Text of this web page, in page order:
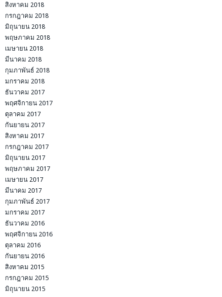
สิงหาคม 2018
กรกฎาคม 2018
มิถุนายน 2018
พฤษภาคม 2018
เมษายน 2018
มีนาคม 2018
กุมภาพันธ์ 2018
มกราคม 2018
ธันวาคม 2017
พฤศจิกายน 2017
ตุลาคม 2017
กันยายน 2017
สิงหาคม 2017
กรกฎาคม 2017
มิถุนายน 2017
พฤษภาคม 2017
เมษายน 2017
มีนาคม 2017
กุมภาพันธ์ 2017
มกราคม 2017
ธันวาคม 2016
พฤศจิกายน 2016
ตุลาคม 2016
กันยายน 2016
สิงหาคม 2015
กรกฎาคม 2015
มิถุนายน 2015